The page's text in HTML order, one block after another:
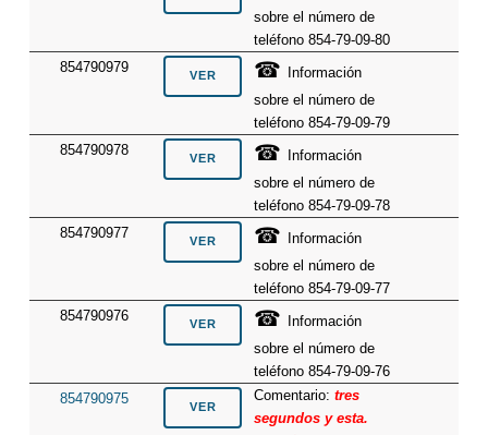
sobre el número de
teléfono 854-79-09-80
854790979
☎
Información
sobre el número de
teléfono 854-79-09-79
854790978
☎
Información
sobre el número de
teléfono 854-79-09-78
854790977
☎
Información
sobre el número de
teléfono 854-79-09-77
854790976
☎
Información
sobre el número de
teléfono 854-79-09-76
854790975
Comentario:tres
segundos y esta.